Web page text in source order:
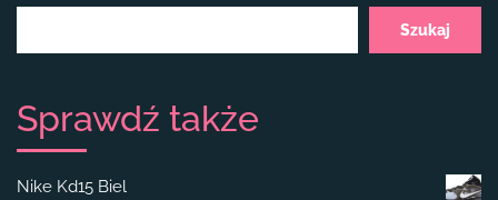
Szukaj
Sprawdź także
Nike Kd15 Biel